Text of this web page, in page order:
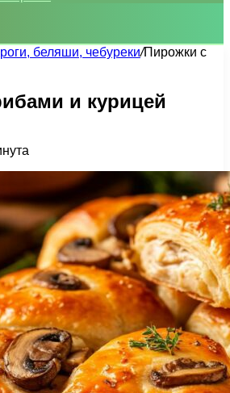
беляши, чебуреки/Пирожки с
и курицей